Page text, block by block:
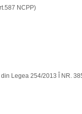
NCPP)
Legea 254/2013 Î NR.